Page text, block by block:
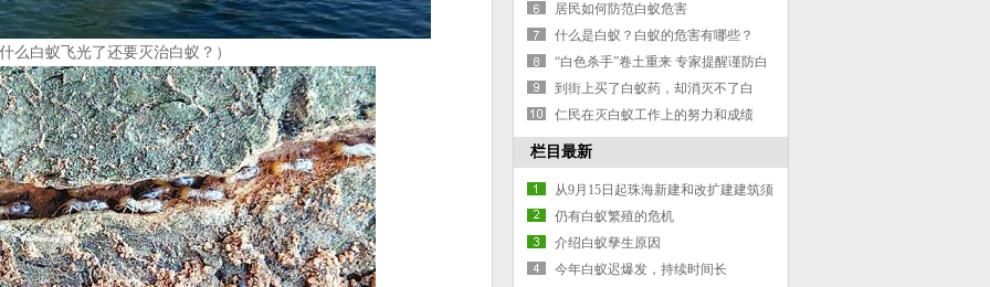
么白蚁飞光了还要灭治白蚁？）
成堆
居民如何防范白蚁危害
什么是白蚁？白蚁的危害有哪些？
“白色杀手”卷土重来 专家提醒谨防白
蚁隐患
到街上买了白蚁药，却消灭不了白
蚁。为什么呢？
仁民在灭白蚁工作上的努力和成绩
栏目最新
从9月15日起珠海新建和改扩建建筑须
进行白蚁预防处理
仍有白蚁繁殖的危机
介绍白蚁孳生原因
今年白蚁迟爆发，持续时间长